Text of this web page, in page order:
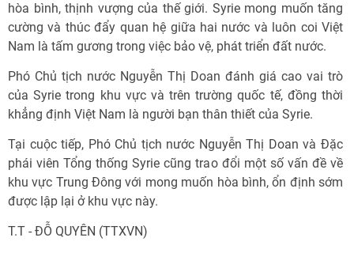
hòa bình, thịnh vượng của thế giới. Syrie mong muốn tăng
cường và thúc đẩy quan hệ giữa hai nước và luôn coi Việt
Nam là tấm gương trong việc bảo vệ, phát triển đất nước.
Phó Chủ tịch nước Nguyễn Thị Doan đánh giá cao vai trò
của Syrie trong khu vực và trên trường quốc tế, đồng thời
khẳng định Việt Nam là người bạn thân thiết của Syrie.
Tại cuộc tiếp, Phó Chủ tịch nước Nguyễn Thị Doan và Đặc
phái viên Tổng thống Syrie cũng trao đổi một số vấn đề về
khu vực Trung Đông với mong muốn hòa bình, ổn định sớm
được lập lại ở khu vực này.
T.T - ĐỖ QUYÊN (TTXVN)